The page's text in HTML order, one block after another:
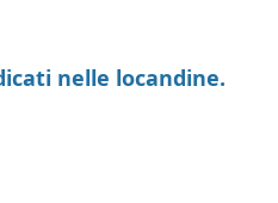
nelle locandine.